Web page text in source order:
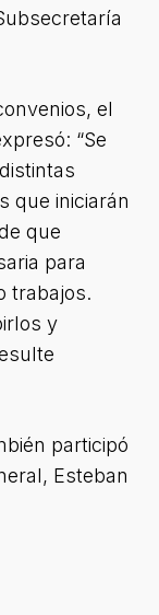
el
“Se
que iniciarán
que
para
trabajos.
y
participó
Esteban